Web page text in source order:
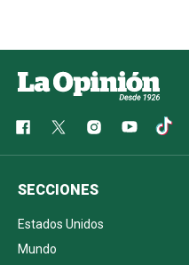
SECCIONES
Estados Unidos
Mundo